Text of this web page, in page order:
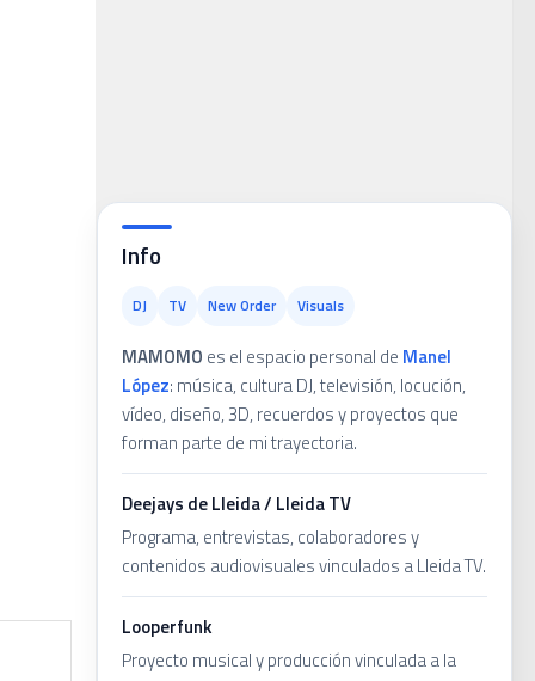
Info
DJ TV New Order Visuals
MAMOMO es el espacio personal de Manel
López: música, cultura DJ, televisión, locución,
vídeo, diseño, 3D, recuerdos y proyectos que
forman parte de mi trayectoria.
Deejays de Lleida / Lleida TV
Programa, entrevistas, colaboradores y
contenidos audiovisuales vinculados a Lleida TV.
Looperfunk
Proyecto musical y producción vinculada a la